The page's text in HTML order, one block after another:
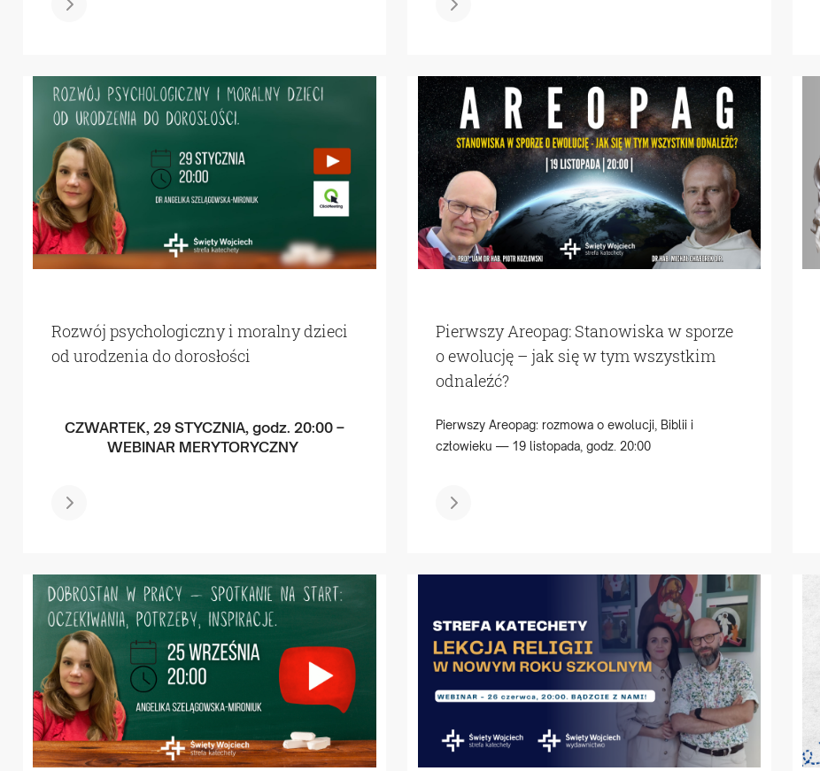
Rozwój psychologiczny i moralny dzieci
od urodzenia do dorosłości
CZWARTEK, 29 STYCZNIA, godz. 20:00 –
WEBINAR MERYTORYCZNY
Pierwszy Areopag: Stanowiska w sporze
o ewolucję – jak się w tym wszystkim
odnaleźć?
Pierwszy Areopag: rozmowa o ewolucji, Biblii i
człowieku — 19 listopada, godz. 20:00